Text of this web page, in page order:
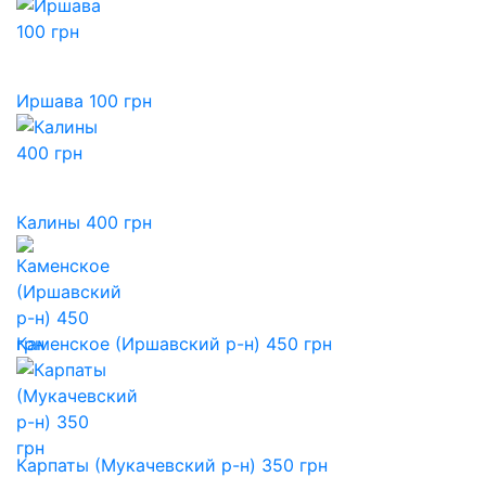
Иршава 100 грн
Калины 400 грн
Каменское (Иршавский р-н) 450 грн
Карпаты (Мукачевский р-н) 350 грн